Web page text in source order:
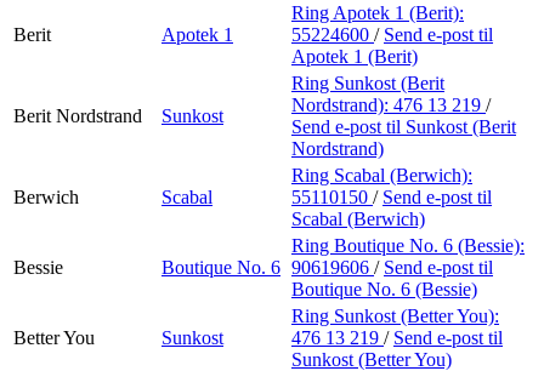
Berit Apotek 1
Ring Apotek 1 (Berit):
55224600 / Send e-post til
Apotek 1 (Berit)
Berit Nordstrand Sunkost
Ring Sunkost (Berit
Nordstrand): 476 13 219 /
Send e-post til Sunkost (Berit
Nordstrand)
Berwich Scabal
Ring Scabal (Berwich):
55110150 / Send e-post til
Scabal (Berwich)
Bessie Boutique No. 6
Ring Boutique No. 6 (Bessie):
90619606 / Send e-post til
Boutique No. 6 (Bessie)
Better You Sunkost
Ring Sunkost (Better You):
476 13 219 / Send e-post til
Sunkost (Better You)